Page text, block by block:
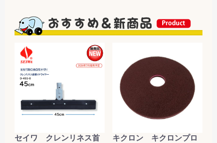
セイワ クレンリネス首
キクロン キクロンプロ